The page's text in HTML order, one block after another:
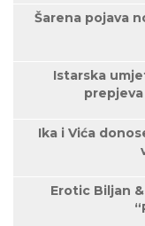
Šarena pojava
Istarska
Ika i Vića
Erotic Biljan